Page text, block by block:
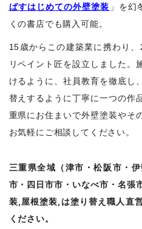
ばすはじめての外壁塗装 」を幻
くの書店でも購入可能。
15歳からこの建築業に携わり
リペイント匠を設立しました。
けるように、社員教育を徹底し
替えするように丁寧に一つの作
重県にお住まいで外壁塗装やそ
お気軽にご相談してください。
三重県全域（津市・松阪市・
市・四日市市・いなべ市・名張
装,屋根塗装,は塗り替え職人直
ください。